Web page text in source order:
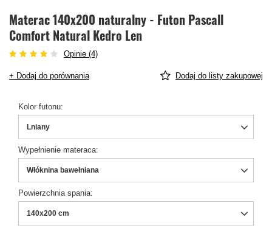
Materac 140x200 naturalny - Futon Pascall
Comfort Natural Kedro Len
Opinie (4)
+ Dodaj do porównania Dodaj do listy zakupowej
Kolor futonu
Lniany
Wypełnienie materaca
Włóknina bawełniana
Powierzchnia spania
140x200 cm